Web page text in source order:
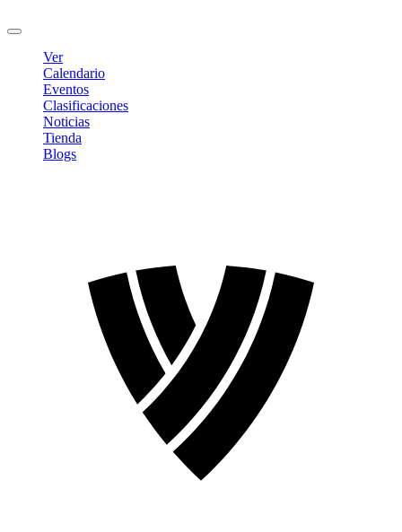
Ver
Calendario
Eventos
Clasificaciones
Noticias
Tienda
Blogs